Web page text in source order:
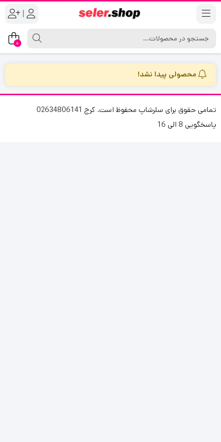
|
0
محصولی پیدا نشد!
تمامی حقوق برای سلرشاپ محفوظ است. کرج 02634806141
پاسخگویی 8 الی 16